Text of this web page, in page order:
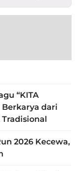
“KITA
Berkarya dari
2026 Kecewa,